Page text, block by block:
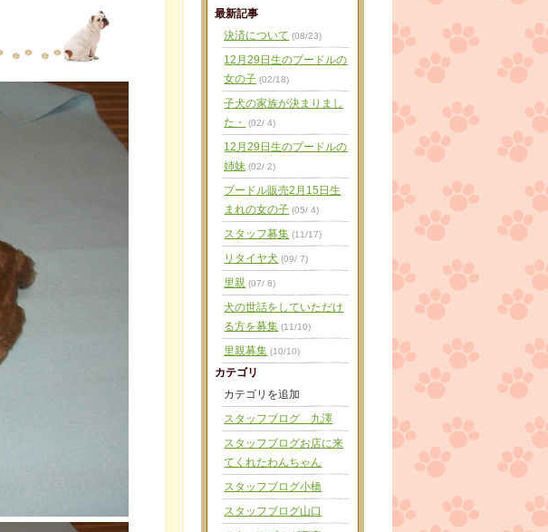
最新記事
決済について (08/23)
12月29日生のプードルの
女の子 (02/18)
子犬の家族が決まりまし
た・
(02/ 4)
12月29日生のプードルの
姉妹 (02/ 2)
プードル販売2月15日生
まれの女の子 (05/ 4)
スタッフ募集 (11/17)
リタイヤ犬 (09/ 7)
里親 (07/ 8)
犬の世話をしていただけ
る方を募集 (11/10)
里親募集 (10/10)
カテゴリ
カテゴリを追加
スタッフブログ 九澤
スタッフブログお店に来
てくれたわんちゃん
スタッフブログ小橋
スタッフブログ山口